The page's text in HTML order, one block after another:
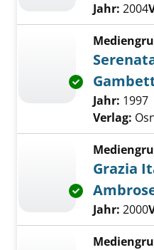
Suche
Jahr: 2004
Exemplar-
Suche
Jahr: 1997
Verlag:
Exemplar-
Grazia
Suche
Jahr: 2000